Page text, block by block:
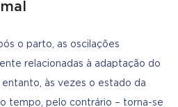
o parto, as oscilações
relacionadas à adaptação do
às vezes o estado da
tempo, pelo contrário – torna-se